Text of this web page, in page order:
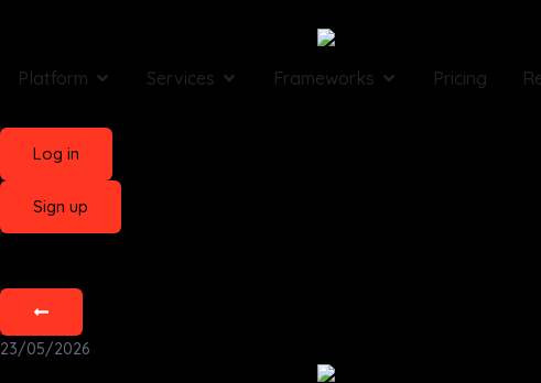
Platform Services Frameworks Pricing
Log in
Sign up
23/05/2026